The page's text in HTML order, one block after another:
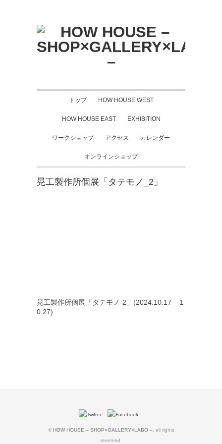
トップ HOW HOUSE WEST
HOW HOUSE EAST EXHIBITION
ワークショップ アクセス カレンダー
オンラインショップ
晃工製作所個展「タテモノ_2」
晃工製作所個展「タテモノ-2」(2024.10.17 – 1
0.27)
© HOW HOUSE – SHOP×GALLERY×LABO –. all rights
reserved.